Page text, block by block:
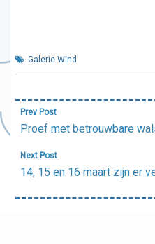
Galerie Wind
Bericht
navigatie
Prev Post
Proef met betrouwbare
Next Post
14, 15 en 16 maart zijn er